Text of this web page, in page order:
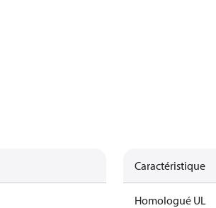
Caractéristique
Homologué UL